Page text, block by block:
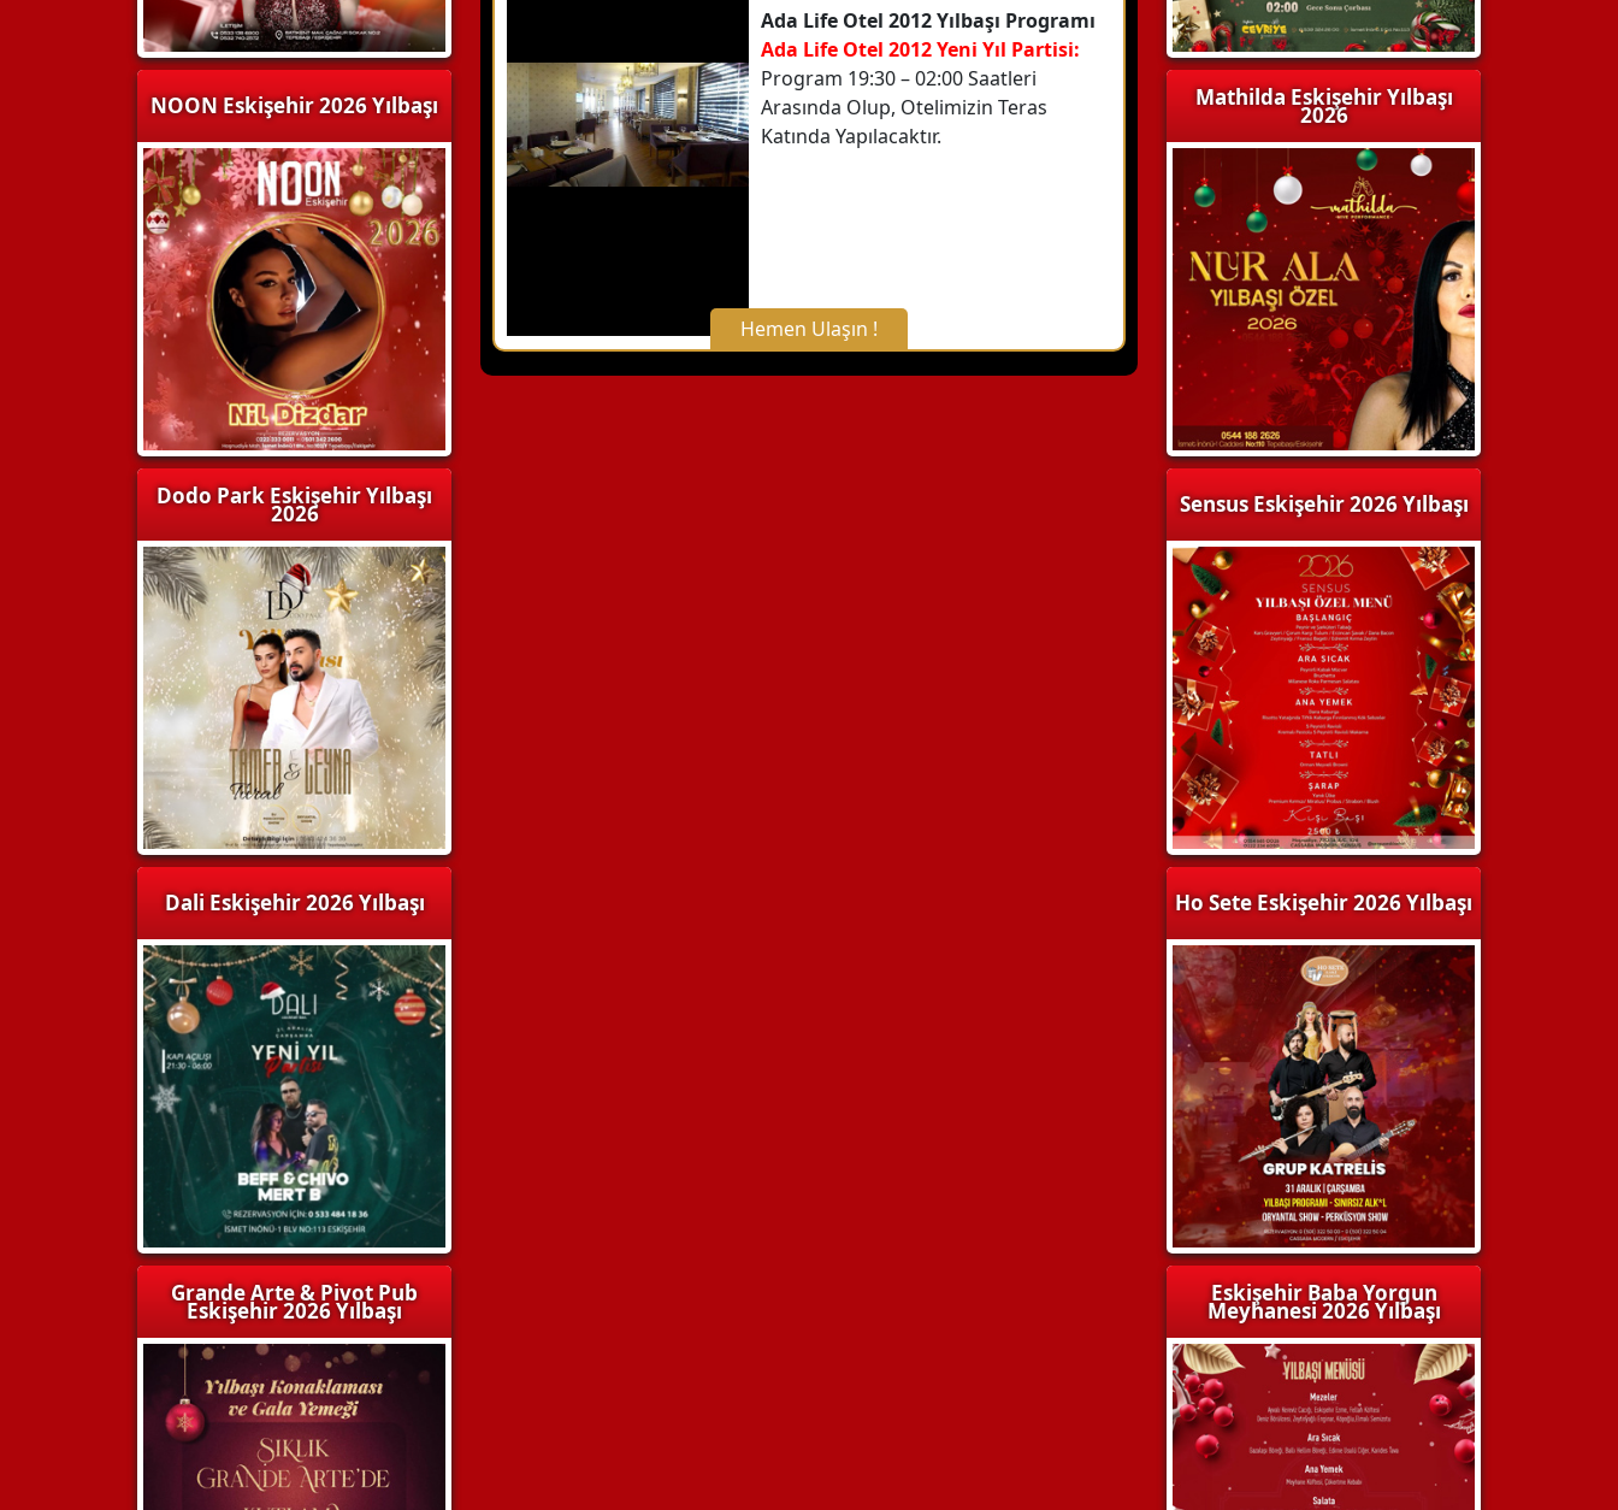
NOON Eskişehir 2026 Yılbaşı
Dodo Park Eskişehir Yılbaşı
2026
Dali Eskişehir 2026 Yılbaşı
Grande Arte & Pivot Pub
Eskişehir 2026 Yılbaşı
Detaylı Bilgi Alın
Ada Life Otel 2012 Yılbaşı Programı
Ada Life Otel 2012 Yeni Yıl Partisi:
Program 19:30 – 02:00 Saatleri
Arasında Olup, Otelimizin Teras
Katında Yapılacaktır.
Hemen Ulaşın !
X Kapat
Mathilda Eskişehir Yılbaşı
2026
Sensus Eskişehir 2026 Yılbaşı
Ho Sete Eskişehir 2026 Yılbaşı
Eskişehir Baba Yorgun
Meyhanesi 2026 Yılbaşı